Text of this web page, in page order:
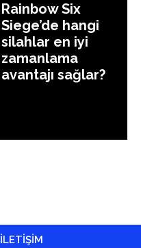
Rainbow Six
Siege’de hangi
silahlar en iyi
zamanlama
avantajı sağlar?
İLETİŞİM